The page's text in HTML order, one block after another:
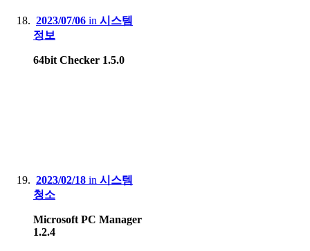
2023/07/06 in 시스템
정보
64bit Checker 1.5.0
2023/02/18 in 시스템
청소
Microsoft PC Manager
1.2.4